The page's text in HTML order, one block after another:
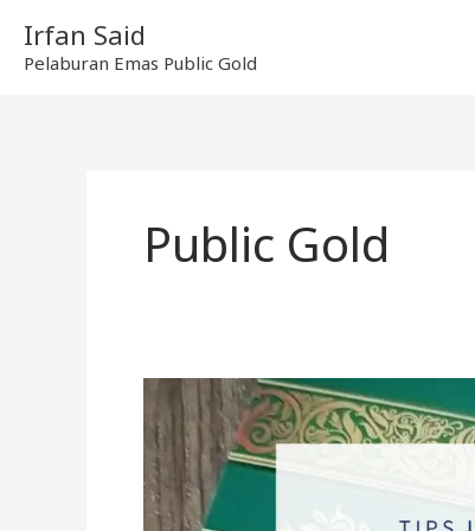
content
Irfan Said
Pelaburan Emas Public Gold
Public Gold
Beli
Emas:
8
Perkara